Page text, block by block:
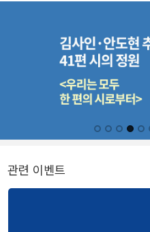
관련 이벤트